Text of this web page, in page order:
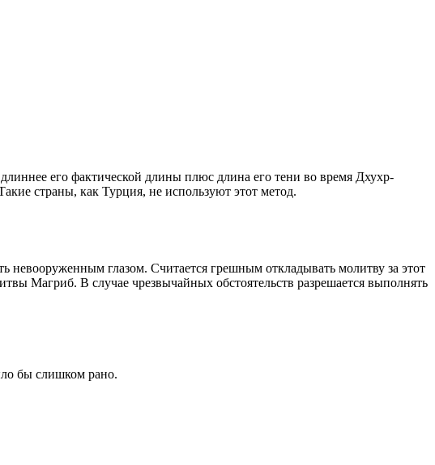
его фактической длины плюс длина его тени во время Дхухр-
страны, как Турция, не используют этот метод.
невооруженным глазом. Считается грешным откладывать молитву за этот
Магриб. В случае чрезвычайных обстоятельств разрешается выполнять
бы слишком рано.